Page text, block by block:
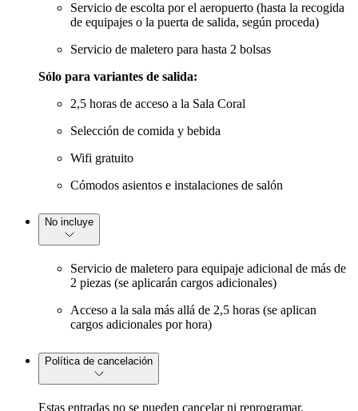
Servicio de escolta por el aeropuerto (hasta la recogida
de equipajes o la puerta de salida, según proceda)
Servicio de maletero para hasta 2 bolsas
Sólo para variantes de salida:
2,5 horas de acceso a la Sala Coral
Selección de comida y bebida
Wifi gratuito
Cómodos asientos e instalaciones de salón
No incluye
Servicio de maletero para equipaje adicional de más de
2 piezas (se aplicarán cargos adicionales)
Acceso a la sala más allá de 2,5 horas (se aplican
cargos adicionales por hora)
Política de cancelación
Estas entradas no se pueden cancelar ni reprogramar.